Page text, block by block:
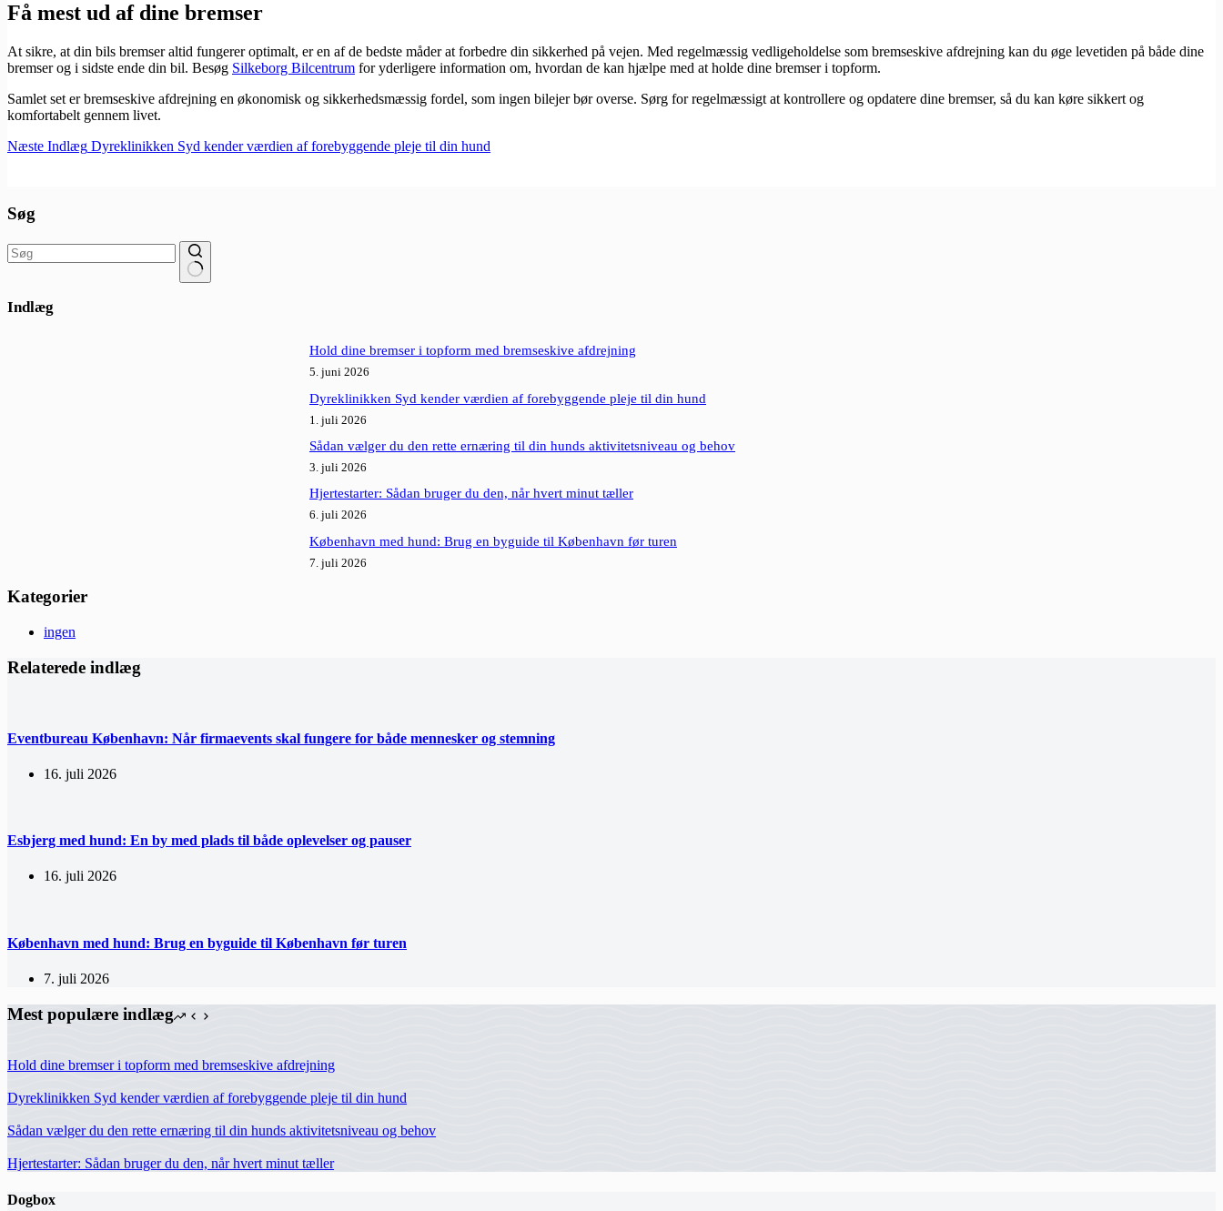
Få mest ud af dine bremser
At sikre, at din bils bremser altid fungerer optimalt, er en af de bedste måder at forbedre din sikkerhed på vejen. Med regelmæssig vedligeholdelse som bremseskive afdrejning kan du øge levetiden på både dine
bremser og i sidste ende din bil. Besøg Silkeborg Bilcentrum for yderligere information om, hvordan de kan hjælpe med at holde dine bremser i topform.
Samlet set er bremseskive afdrejning en økonomisk og sikkerhedsmæssig fordel, som ingen bilejer bør overse. Sørg for regelmæssigt at kontrollere og opdatere dine bremser, så du kan køre sikkert og
komfortabelt gennem livet.
Næste Indlæg Dyreklinikken Syd kender værdien af forebyggende pleje til din hund
Søg
resultater
Indlæg
Hold dine bremser i topform med bremseskive afdrejning
5. juni 2026
Dyreklinikken Syd kender værdien af forebyggende pleje til din hund
1. juli 2026
Sådan vælger du den rette ernæring til din hunds aktivitetsniveau og behov
3. juli 2026
Hjertestarter: Sådan bruger du den, når hvert minut tæller
6. juli 2026
København med hund: Brug en byguide til København før turen
7. juli 2026
Kategorier
ingen
Relaterede indlæg
Eventbureau København: Når firmaevents skal fungere for både mennesker og stemning
16. juli 2026
Esbjerg med hund: En by med plads til både oplevelser og pauser
16. juli 2026
København med hund: Brug en byguide til København før turen
7. juli 2026
Mest populære indlæg
Hold dine bremser i topform med bremseskive afdrejning
Dyreklinikken Syd kender værdien af forebyggende pleje til din hund
Sådan vælger du den rette ernæring til din hunds aktivitetsniveau og behov
Hjertestarter: Sådan bruger du den, når hvert minut tæller
Dogbox